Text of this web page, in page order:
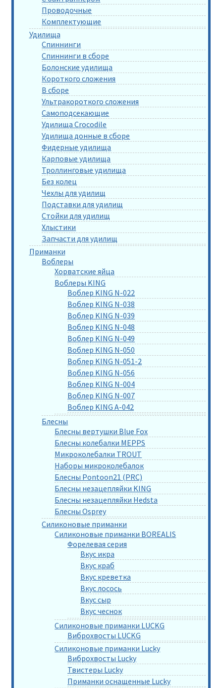
Проводочные
Комплектующие
Удилища
Спиннинги
Спиннинги в сборе
Болонские удилища
Короткого сложения
В сборе
Ультракороткого сложения
Самоподсекающие
Удилища Crocodile
Удилища донные в сборе
Фидерные удилища
Карповые удилища
Троллинговые удилища
Без колец
Чехлы для удилищ
Подставки для удилищ
Стойки для удилищ
Хлыстики
Запчасти для удилищ
Приманки
Воблеры
Хорватские яйца
Воблеры KING
Воблер KING N-022
Воблер KING N-038
Воблер KING N-039
Воблер KING N-048
Воблер KING N-049
Воблер KING N-050
Воблер KING N-051-2
Воблер KING N-056
Воблер KING N-004
Воблер KING N-007
Воблер KING A-042
Блесны
Блесны вертушки Blue Fox
Блесны колебалки MEPPS
Микроколебалки TROUT
Наборы микроколебалок
Блесны Pontoon21 (PRC)
Блесны незацепляйки KING
Блесны незацепляйки Hedsta
Блесны Osprey
Силиконовые приманки
Силиконовые приманки BOREALIS
Форелевая серия
Вкус икра
Вкус краб
Вкус креветка
Вкус лосось
Вкус сыр
Вкус чеснок
Силиконовые приманки LUCKG
Виброхвосты LUCKG
Силиконовые приманки Lucky
Виброхвосты Lucky
Твистеры Lucky
Приманки оснащенные Lucky